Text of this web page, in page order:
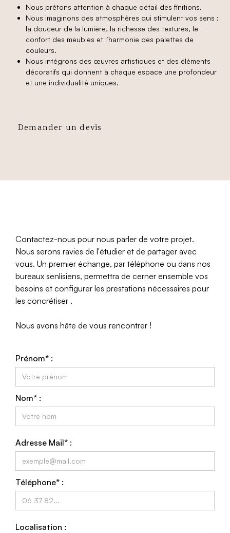
Nous prêtons attention à chaque détail des finitions.
Nous imaginons des atmosphères qui stimulent vos sens :
la douceur de la lumière, la richesse des textures, le
confort des meubles et l’harmonie des palettes de
couleurs.
Nous intégrons des œuvres artistiques et des éléments
décoratifs qui donnent à chaque espace une profondeur
et une individualité uniques.
Demander un devis
Contactez-nous pour nous parler de votre projet.
Nous serons ravies de l'étudier et de partager avec
vous. Un premier échange, par téléphone ou dans nos
bureaux senlisiens, permettra de cerner ensemble vos
besoins et configurer les prestations nécessaires pour
les concrétiser .
Nous avons hâte de vous rencontrer !
Prénom* :
Nom* :
Adresse Mail* :
Téléphone* :
Localisation :